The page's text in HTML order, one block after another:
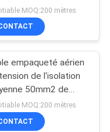
par
MOQ:200 mètres
empaqueté aérien
de l'isolation
50mm2 de
XLPEMOQ:200 mètres